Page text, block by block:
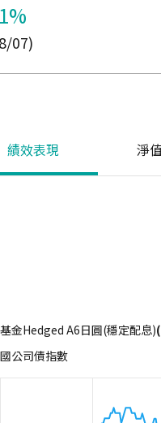
07)
績效表現 淨
金Hedged A6日圓(穩定配息)(
公司債指數